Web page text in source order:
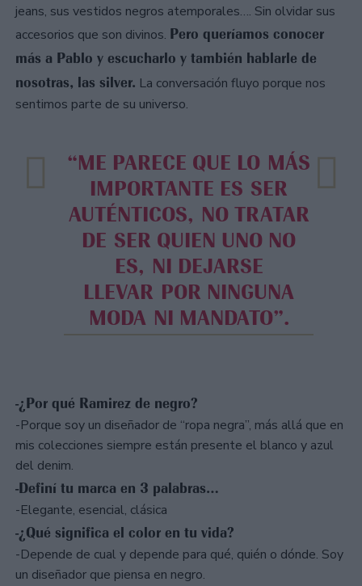
jeans, sus vestidos negros atemporales…. Sin olvidar sus
accesorios que son divinos. Pero queríamos conocer
más a Pablo y escucharlo y también hablarle de
nosotras, las silver. La conversación fluyo porque nos
sentimos parte de su universo.
“ME PARECE QUE LO MÁS
IMPORTANTE ES SER
AUTÉNTICOS, NO TRATAR
DE SER QUIEN UNO NO
ES, NI DEJARSE
LLEVAR POR NINGUNA
MODA NI MANDATO”.
-¿Por qué Ramirez de negro?
-Porque soy un diseñador de “ropa negra”, más allá que en
mis colecciones siempre están presente el blanco y azul
del denim.
-Definí tu marca en 3 palabras…
-Elegante, esencial, clásica
-¿Qué significa el color en tu vida?
-Depende de cual y depende para qué, quién o dónde. Soy
un diseñador que piensa en negro.